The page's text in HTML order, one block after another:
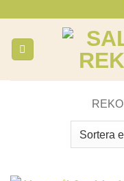
content
REKO